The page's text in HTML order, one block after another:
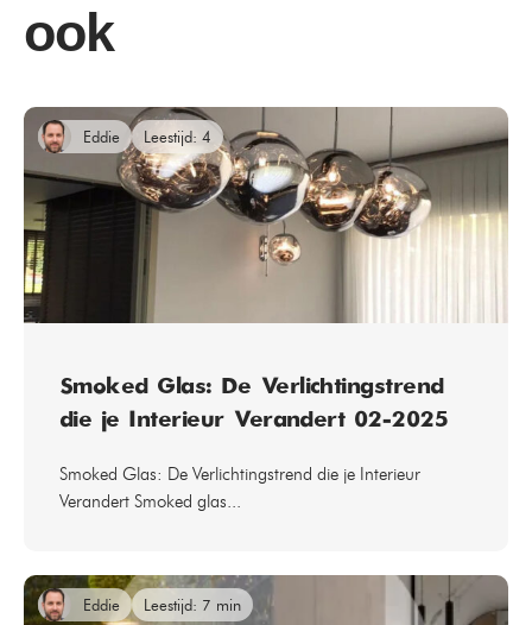
ook
Eddie Leestijd: 4
Smoked Glas: De Verlichtingstrend
die je Interieur Verandert 02-2025
Smoked Glas: De Verlichtingstrend die je Interieur
Verandert Smoked glas...
Eddie Leestijd: 7 min